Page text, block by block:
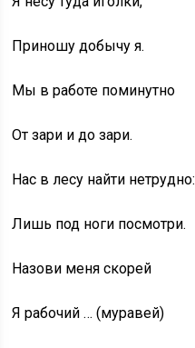
Приношу добычу я.
Мы в работе поминутно
От зари и до зари.
Нас в лесу найти нетрудно:
Лишь под ноги посмотри.
Назови меня скорей
Я рабочий … (муравей)